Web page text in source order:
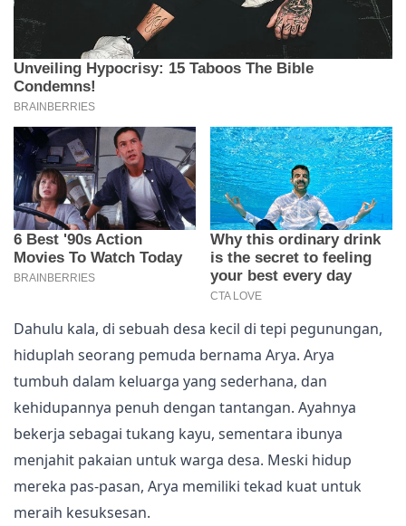
Dahulu kala, di sebuah desa kecil di tepi pegunungan,
hiduplah seorang pemuda bernama Arya. Arya
tumbuh dalam keluarga yang sederhana, dan
kehidupannya penuh dengan tantangan. Ayahnya
bekerja sebagai tukang kayu, sementara ibunya
menjahit pakaian untuk warga desa. Meski hidup
mereka pas-pasan, Arya memiliki tekad kuat untuk
meraih kesuksesan.